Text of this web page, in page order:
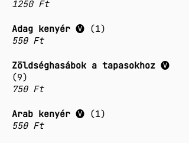
1250 Ft
Adag kenyér 🅥 (1)
550 Ft
Zöldséghasábok a tapasokhoz 🅥
(9)
750 Ft
Arab kenyér 🅥 (1)
550 Ft